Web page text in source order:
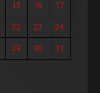
15 16 17
22 23 24
29 30 31